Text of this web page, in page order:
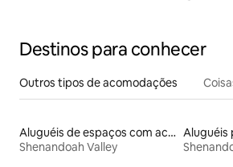
Destinos para conhecer
Outros tipos de acomodações
Aluguéis de espaços com acesso direto a pistas de esqui
Shenandoah Valley